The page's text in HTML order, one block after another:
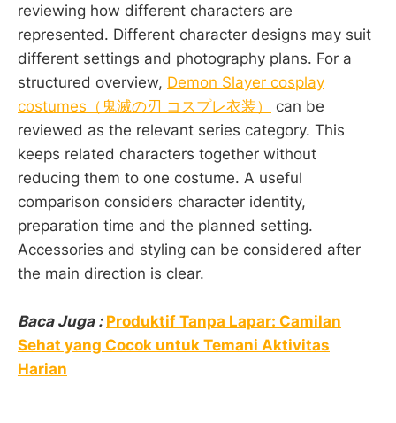
reviewing how different characters are
represented. Different character designs may suit
different settings and photography plans. For a
structured overview, Demon Slayer cosplay
costumes（鬼滅の刃 コスプレ衣装）
can be
reviewed as the relevant series category. This
keeps related characters together without
reducing them to one costume. A useful
comparison considers character identity,
preparation time and the planned setting.
Accessories and styling can be considered after
the main direction is clear.
Baca Juga : Produktif Tanpa Lapar: Camilan
Sehat yang Cocok untuk Temani Aktivitas
Harian